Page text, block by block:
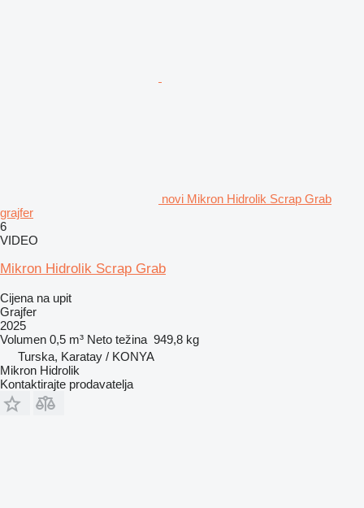
novi Mikron Hidrolik Scrap Grab
grajfer
6
VIDEO
Mikron Hidrolik Scrap Grab
Cijena na upit
Grajfer
2025
Volumen 0,5 m³ Neto težina 949,8 kg
Turska, Karatay / KONYA
Mikron Hidrolik
Kontaktirajte prodavatelja